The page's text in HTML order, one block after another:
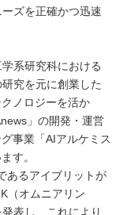
ズを正確かつ迅速
系研究科における
究を元に創業した
ノロジーを活か
」の開発・運営
事業「AIアルケミス
す。
あるアイブリットが
（オムニアリン
表し、これにより